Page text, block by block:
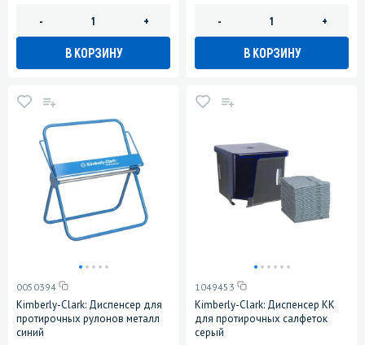
- +
В КОРЗИНУ
- +
В КОРЗИНУ
0050394
Kimberly-Clark: Диспенсер для
протирочных рулонов металл
синий
1049453
Kimberly-Clark: Диспенсер КК
для протирочных салфеток
серый